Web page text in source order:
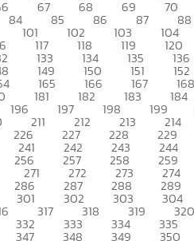
67 68 69 70
84 85 86 87 88
101 102 103 104
117 118 119 120
133 134 135 136
149 150 151 152
165 166 167 168
181 182 183 184
196 197 198 199
211 212 213 214
226 227 228 229
241 242 243 244
256 257 258 259
271 272 273 274
286 287 288 289
301 302 303 304
317 318 319 320
332 333 334 335
347 348 349 350